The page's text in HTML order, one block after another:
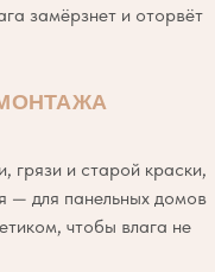
замёрзнет и оторвёт
грязи и старой краски,
— для панельных домов
чтобы влага не